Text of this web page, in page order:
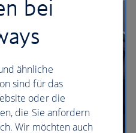
bei
ähnliche
sind für das
oder die
die Sie anfordern
Wir möchten auch